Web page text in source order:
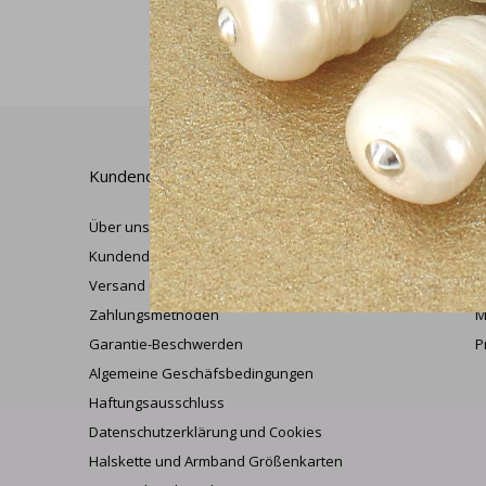
Kundendienst
Über uns
Kundendienst
Versand & Rückversand
Zahlungsmethoden
Garantie-Beschwerden
Algemeine Geschäfsbedingungen
Haftungsausschluss
Datenschutzerklärung und Cookies
Halskette und Armband Größenkarten